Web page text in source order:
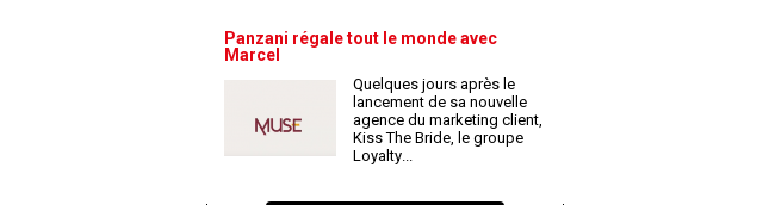
Panzani régale tout le monde avec
Marcel
Quelques jours après le
lancement de sa nouvelle
agence du marketing client,
Kiss The Bride, le groupe
Loyalty...